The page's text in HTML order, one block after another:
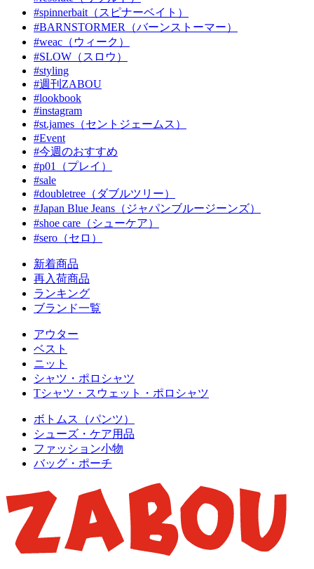
#spinnerbait（スピナーベイト）
#BARNSTORMER（バーンストーマー）
#weac（ウィーク）
#SLOW（スロウ）
#styling
#週刊ZABOU
#lookbook
#instagram
#st.james（セントジェームス）
#Event
#今週のおすすめ
#p01（プレイ）
#sale
#doubletree（ダブルツリー）
#Japan Blue Jeans（ジャパンブルージーンズ）
#shoe care（シューケア）
#sero（セロ）
新着商品
再入荷商品
ランキング
ブランド一覧
アウター
ベスト
ニット
シャツ・ポロシャツ
Tシャツ・スウェット・ポロシャツ
ボトムス（パンツ）
シューズ・ケア用品
ファッション小物
バッグ・ポーチ